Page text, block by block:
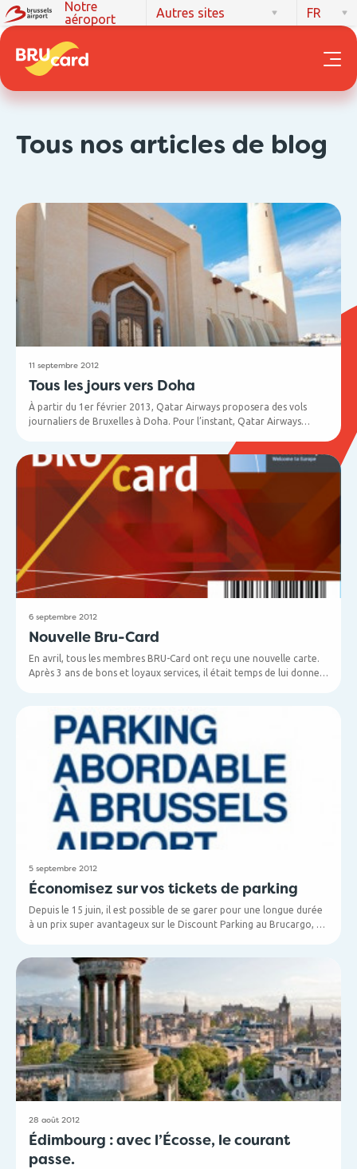
Notre
aéroport
Autres sites FR
Tous nos articles de blog
11 septembre 2012
Tous les jours vers Doha
À partir du 1er février 2013, Qatar Airways proposera des vols
journaliers de Bruxelles à Doha. Pour l’instant, Qatar Airways
Mais en février, le programme horaire sera adapté et
comprendra : un vol le lundi, le mercredi, le vendredi et le
dimanche à 15h 15 et le mardi, le jeudi et le samedi à 10h 55, à
partir de BRU. Les nouveaux vols matinaux offriront plus de
liaisons à partir de Doha vers, entre autres, l’Afrique et l’Inde.
6 septembre 2012
Nouvelle Bru-Card
En avril, tous les membres BRU-Card ont reçu une nouvelle carte.
Après 3 ans de bons et loyaux services, il était temps de lui donner
5 septembre 2012
Économisez sur vos tickets de parking
Depuis le 15 juin, il est possible de se garer pour une longue durée
à un prix super avantageux sur le Discount Parking au Brucargo, à
28 août 2012
Édimbourg : avec l’Écosse, le courant
passe.